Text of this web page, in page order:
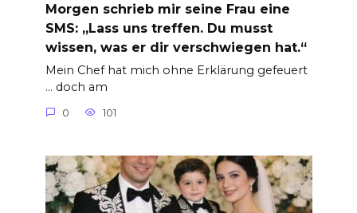
Morgen schrieb mir seine Frau eine
SMS: „Lass uns treffen. Du musst
wissen, was er dir verschwiegen hat.“
Mein Chef hat mich ohne Erklärung gefeuert
… doch am
0 101